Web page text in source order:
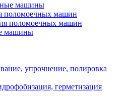
машины
поломоечных машин
поломоечных машин
машины
упрочнение, полировка
герметизация